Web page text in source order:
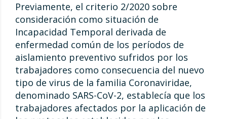
Previamente, el criterio 2/2020 sobre
consideración como situación de
Incapacidad Temporal derivada de
enfermedad común de los períodos de
aislamiento preventivo sufridos por los
trabajadores como consecuencia del nuevo
tipo de virus de la familia Coronaviridae,
denominado SARS-CoV-2, establecía que los
trabajadores afectados por la aplicación de